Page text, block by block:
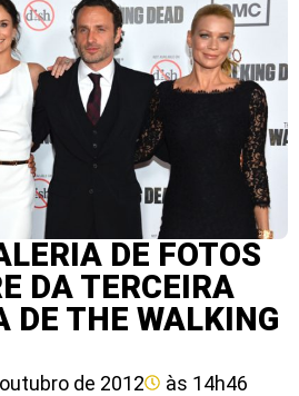
DE FOTOS
DA TERCEIRA
DE THE WALKING
de 2012 às 14h46